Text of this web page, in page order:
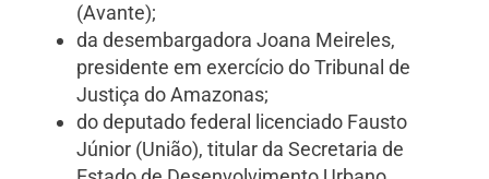
(Avante);
da desembargadora Joana Meireles,
presidente em exercício do Tribunal de
Justiça do Amazonas;
do deputado federal licenciado Fausto
Júnior (União), titular da Secretaria de